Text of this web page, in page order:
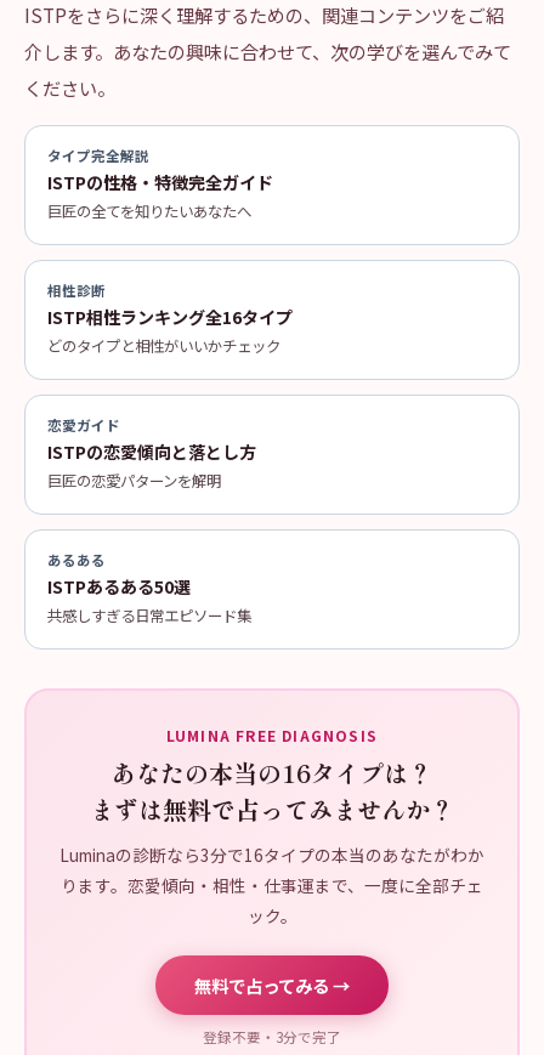
ISTPをさらに深く理解するための、関連コンテンツをご紹
介します。あなたの興味に合わせて、次の学びを選んでみて
ください。
タイプ完全解説
ISTPの性格・特徴完全ガイド
巨匠の全てを知りたいあなたへ
相性診断
ISTP相性ランキング全16タイプ
どのタイプと相性がいいかチェック
恋愛ガイド
ISTPの恋愛傾向と落とし方
巨匠の恋愛パターンを解明
あるある
ISTPあるある50選
共感しすぎる日常エピソード集
LUMINA FREE DIAGNOSIS
あなたの本当の16タイプは？
まずは無料で占ってみませんか？
Luminaの診断なら3分で16タイプの本当のあなたがわか
ります。恋愛傾向・相性・仕事運まで、一度に全部チェ
ック。
無料で占ってみる →
登録不要・3分で完了